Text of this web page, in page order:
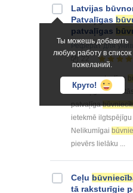
Ты можешь добавить
любую работу в список
пожеланий.
Круто!
Latvijas
Patvaļīgas
patvaļīgas
Рефератдля
... , gan patvaļīgu
Patvaļīgi
patvaļīga
ietekmē
Nelikumīgai
pievērs lielāku ...
Ceļu
tā raksturīgie